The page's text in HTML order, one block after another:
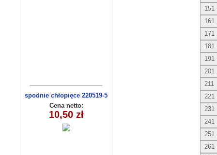
spodnie chłopięce 220519-5
(1- 4) 4 szt
Cena netto:
10,50 zł
151
161
171
181
191
201
211
221
231
241
251
261